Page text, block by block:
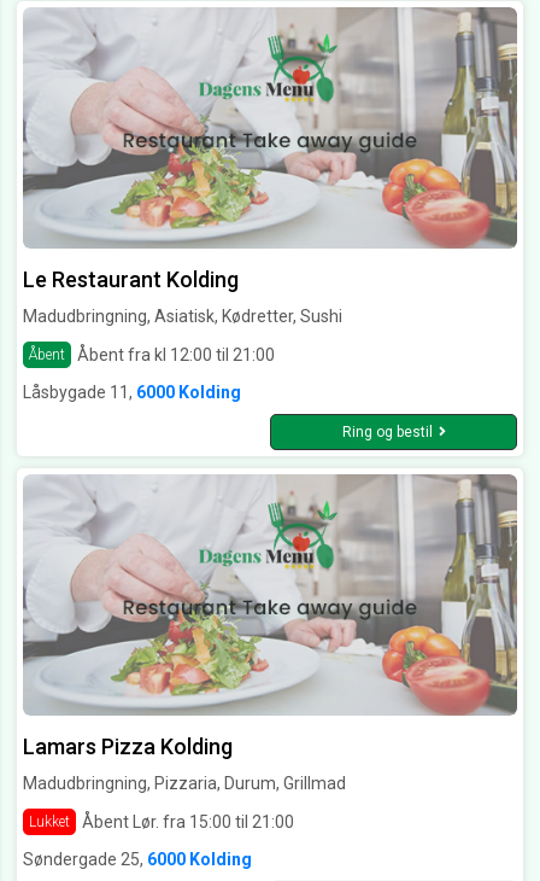
Le Restaurant Kolding
Madudbringning, Asiatisk, Kødretter, Sushi
Åbent
Åbent fra kl 12:00 til 21:00
Låsbygade 11, 6000 Kolding
Ring og bestil
Lamars Pizza Kolding
Madudbringning, Pizzaria, Durum, Grillmad
Lukket
Åbent Lør. fra 15:00 til 21:00
Søndergade 25, 6000 Kolding